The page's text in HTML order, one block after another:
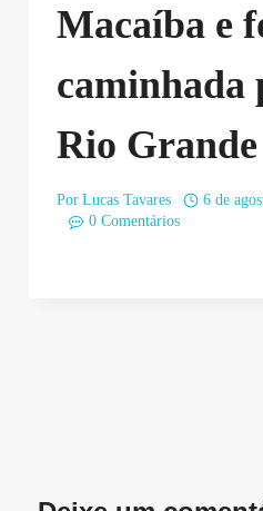
Macaíba e
caminhada
Rio
Por Lucas Tavares
6 de
0 Comentários